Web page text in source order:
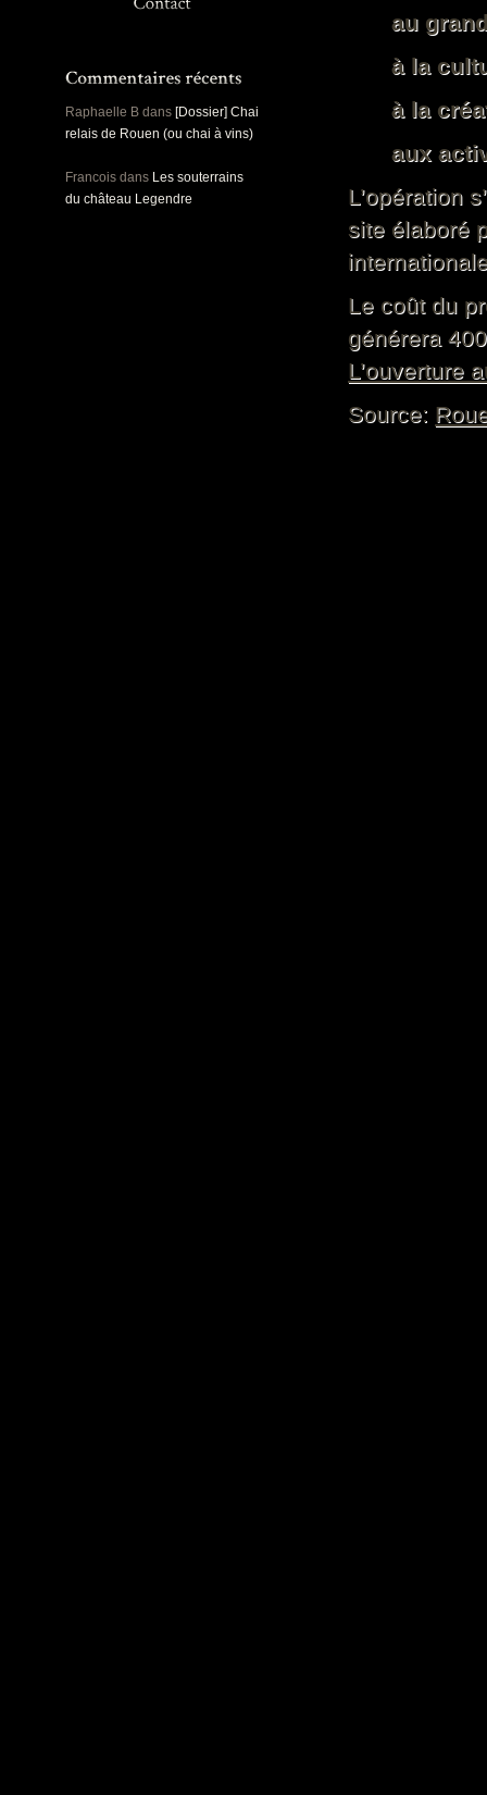
Raphaelle B dans [Dossier] Chai
relais de Rouen (ou chai à vins)
Francois dans Les souterrains
du château Legendre
au
à la
à la
aux
L’opération
site élaboré
Le coût du
générera
L’ouverture
Source: